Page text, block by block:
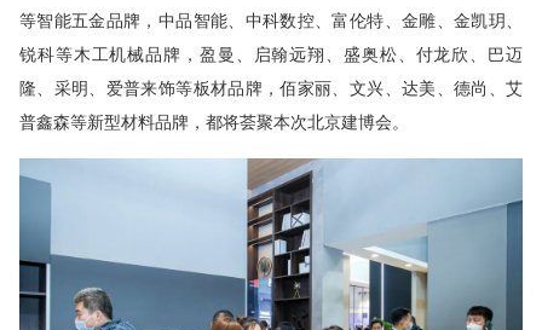
等智能五金品牌，中品智能、中科数控、富伦特、金雕、金凯玥、
锐科等木工机械品牌，盈曼、启翰远翔、盛奥松、付龙欣、巴迈
隆、采明、爱普来饰等板材品牌，佰家丽、文兴、达美、德尚、艾
普鑫森等新型材料品牌，都将荟聚本次北京建博会。